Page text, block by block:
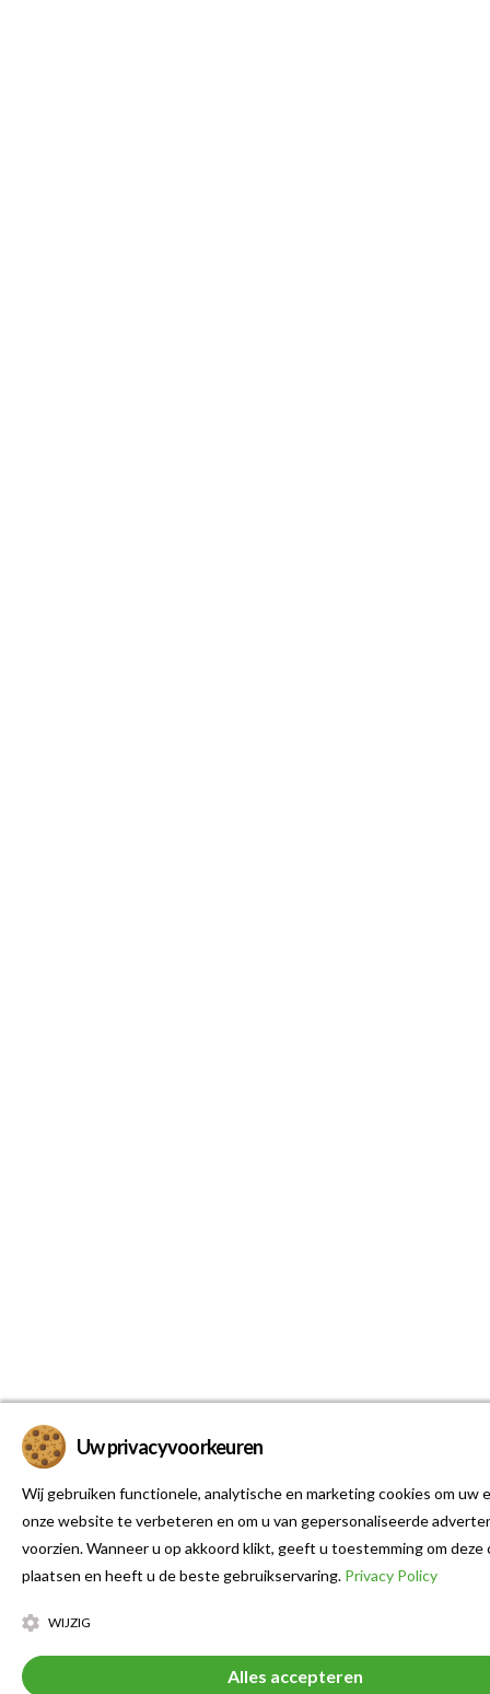
Uw privacyvoorkeuren
Wij gebruiken functionele, analytische en marketing cookies om uw
onze website te verbeteren en om u van gepersonaliseerde
voorzien. Wanneer u op akkoord klikt, geeft u toestemming om deze
plaatsen en heeft u de beste gebruikservaring. Privacy Policy
WIJZIG
Alles accepteren